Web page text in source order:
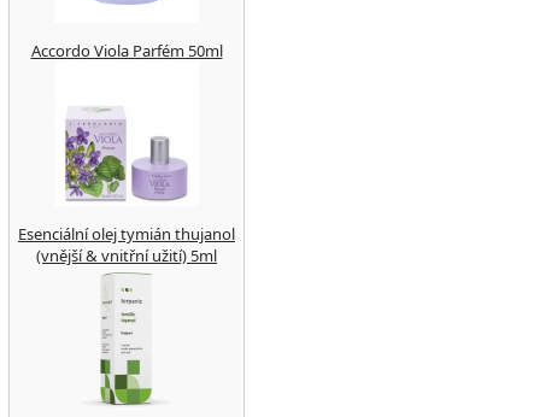
Accordo Viola Parfém 50ml
Esenciální olej tymián thujanol
(vnější & vnitřní užití) 5ml